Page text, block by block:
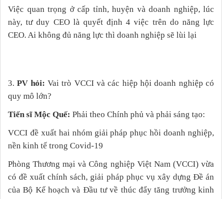
Việc quan trọng ở cấp tỉnh, huyện và doanh nghiệp, lúc
này, tư duy CEO là quyết định 4 việc trên do năng lực
CEO. Ai không đủ năng lực thì doanh nghiệp sẽ lùi lại
3.PV hỏi:Vai trò VCCI và các hiệp hội doanh nghiệp có
quy mô lớn?
Tiến sĩ Mộc Quế: Phải theo Chính phủ và phải sáng tạo:
VCCI đề xuất hai nhóm giải pháp phục hồi doanh nghiệp,
nền kinh tế trong Covid-19
Phòng Thương mại và Công nghiệp Việt Nam (VCCI) vừa
có đề xuất chính sách, giải pháp phục vụ xây dựng Đề án
của Bộ Kế hoạch và Đầu tư về thúc đẩy tăng trưởng kinh